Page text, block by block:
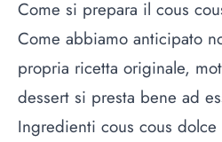
Come si prepara il cous
Come abbiamo anticipato
propria ricetta originale,
dessert si presta bene ad
Ingredienti cous cous dolce